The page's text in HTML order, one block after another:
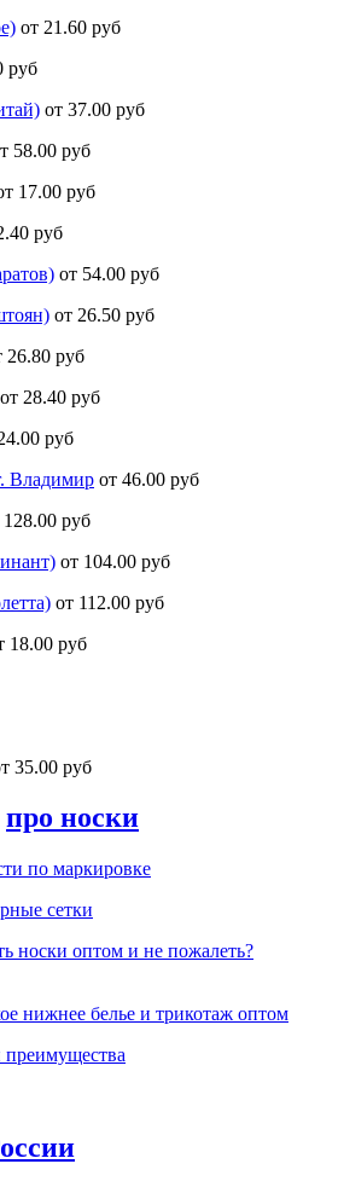
от 21.60 руб
руб
от 37.00 руб
58.00 руб
17.00 руб
руб
от 54.00 руб
от 26.50 руб
26.80 руб
от 28.40 руб
руб
Владимир от 46.00 руб
128.00 руб
от 104.00 руб
от 112.00 руб
18.00 руб
35.00 руб
про носки
по маркировке
сетки
носки оптом и не пожалеть?
нижнее белье и трикотаж оптом